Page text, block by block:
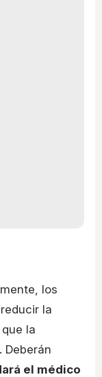
los
la
la
Deberán
el médico